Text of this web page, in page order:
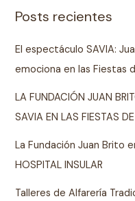
Posts recientes
El espectáculo SAVIA:
emociona en las Fiestas
LA FUNDACIÓN JUAN
SAVIA EN LAS FIESTAS
La Fundación Juan Brito
HOSPITAL INSULAR
Talleres de Alfarería